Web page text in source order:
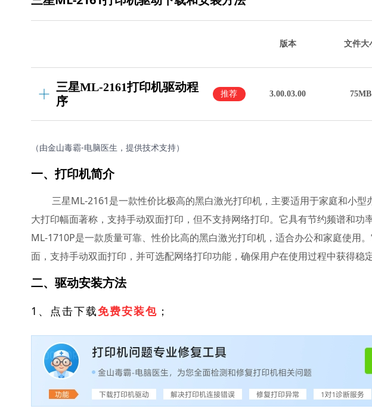
版本 文件大
三星ML-2161打印机驱动程
序
推荐 3.00.03.00 75MB
（由金山毒霸-电脑医生，提供技术支持）
一、打印机简介
三星ML-2161是一款性价比极高的黑白激光打印机，主要适用于家庭和小
大打印幅面著称，支持手动双面打印，但不支持网络打印。它具有节约频谱和功
ML-1710P是一款质量可靠、性价比高的黑白激光打印机，适合办公和家庭使用
面，支持手动双面打印，并可选配网络打印功能，确保用户在使用过程中获得稳
二、驱动安装方法
1、点击下载免费安装包 ；